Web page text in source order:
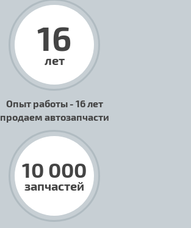
16
лет
Опыт работы - 16 лет
продаем автозапчасти
10 000
запчастей